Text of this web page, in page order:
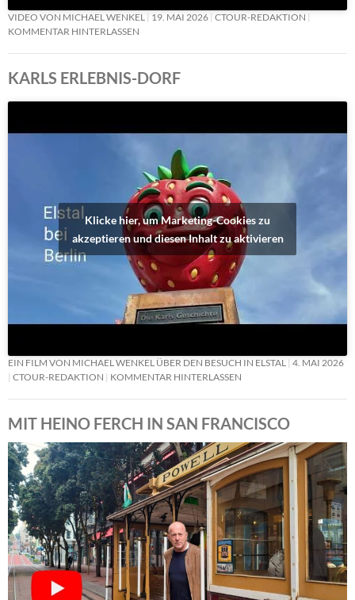
VIDEO VON MICHAEL WENKEL 19. MAI 2026 CTOUR-REDAKTION
KOMMENTAR HINTERLASSEN
KARLS ERLEBNIS-DORF
Klicke hier, um Marketing-Cookies zu
akzeptieren und diesen Inhalt zu aktivieren
EIN FILM VON MICHAEL WENKEL ÜBER DEN BESUCH IN ELSTAL 4. MAI 2026
CTOUR-REDAKTION
KOMMENTAR HINTERLASSEN
MIT HEINO FERCH IN SAN FRANCISCO